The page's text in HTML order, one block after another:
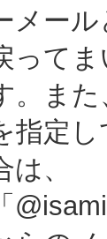
メー
って
。また
指定
は、
「